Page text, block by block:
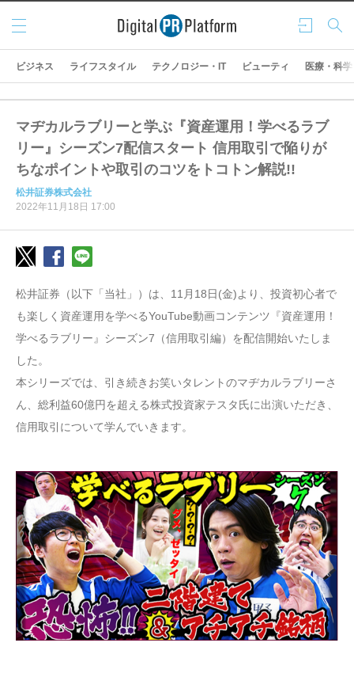
ログ
イン
検索
メニ
ュー
ビジネス ライフスタイル テクノロジー・IT ビューティ 医療・科学
マヂカルラブリーと学ぶ『資産運用！学べるラブ
リー』シーズン7配信スタート 信用取引で陥りが
ちなポイントや取引のコツをトコトン解説!!
松井証券株式会社
2022年11月18日 17:00
松井証券（以下「当社」）は、11月18日(金)より、投資初心者で
も楽しく資産運用を学べるYouTube動画コンテンツ『資産運用！
学べるラブリー』シーズン7（信用取引編）を配信開始いたしま
した。
本シリーズでは、引き続きお笑いタレントのマヂカルラブリーさ
ん、総利益60億円を超える株式投資家テスタ氏に出演いただき、
信用取引について学んでいきます。